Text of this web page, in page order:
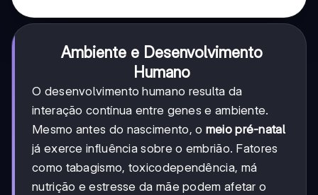
Ambiente e Desenvolvimento
Humano
O desenvolvimento humano resulta da
interação contínua entre genes e ambiente.
Mesmo antes do nascimento, o meio pré-natal
já exerce influência sobre o embrião. Fatores
como tabagismo, toxicodependência, má
nutrição e estresse da mãe podem afetar o